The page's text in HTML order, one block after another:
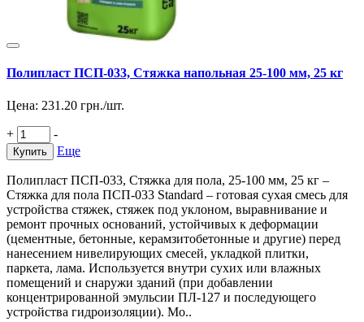
Полипласт ПСП-033, Стяжка напольная 25-100 мм, 25 кг
Цена: 231.20 грн./шт.
+ -
Купить Еще
Полипласт ПСП-033, Стяжка для пола, 25-100 мм, 25 кг –
Стяжка для пола ПСП-033 Standard – готовая сухая смесь для
устройства стяжек, стяжек под уклоном, выравнивание и
ремонт прочных оснований, устойчивых к деформации
(цементные, бетонные, керамзитобетонные и другие) перед
нанесением нивелирующих смесей, укладкой плитки,
паркета, лама. Используется внутри сухих или влажных
помещений и снаружи зданий (при добавлении
концентрированной эмульсии ПЛ-127 и последующего
устройства гидроизоляции). Мо..